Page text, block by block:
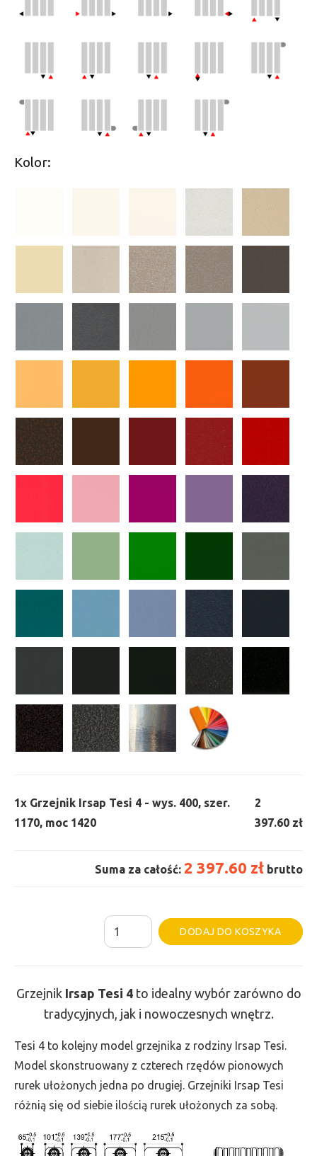
Kolor:
1x Grzejnik Irsap Tesi 4 - wys. 400, szer.
1170, moc 1420
2
397.60 zł
Suma za całość: 2 397.60 zł brutto
ilość
Grzejnik
wys.
400,
szer.
1170,
1420
DODAJ DO KOSZYKA
Grzejnik Irsap Tesi 4to idealny wybór zarówno do
tradycyjnych, jak i nowoczesnych wnętrz.
Tesi 4 to kolejny model grzejnika z rodziny Irsap Tesi.
Model skonstruowany z czterech rzędów pionowych
rurek ułożonych jedna po drugiej. Grzejniki Irsap Tesi
różnią się od siebie ilością rurek ułożonych za sobą.